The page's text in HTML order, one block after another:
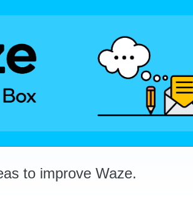
to improve Waze.